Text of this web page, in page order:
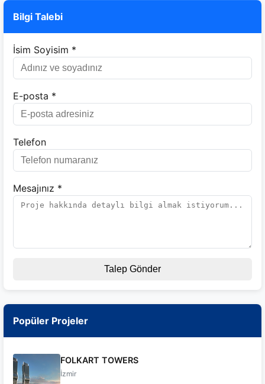
Bilgi Talebi
İsim Soyisim *
E-posta *
Telefon
Mesajınız *
Talep Gönder
Popüler Projeler
FOLKART TOWERS
İzmir